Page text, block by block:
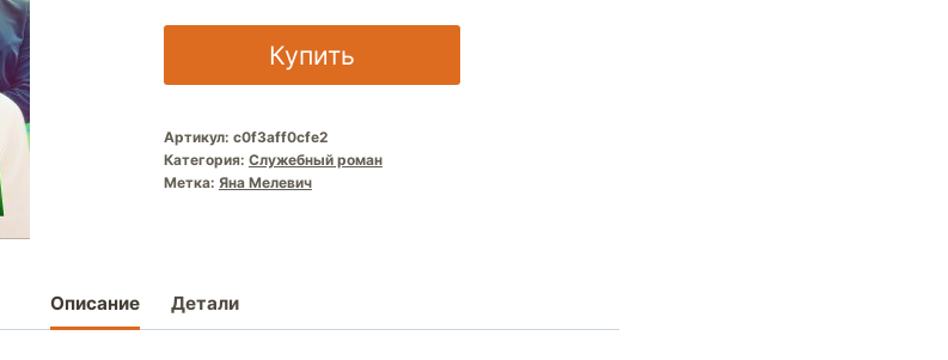
Купить
Артикул: c0f3aff0cfe2
Категория: Служебный роман
Метка: Яна Мелевич
Описание Детали